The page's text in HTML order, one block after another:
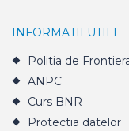
INFORMATII UTILE
Politia de
ANPC
Curs BNR
Protectia datelor